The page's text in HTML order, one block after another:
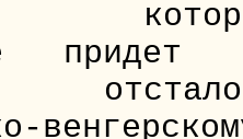
придет